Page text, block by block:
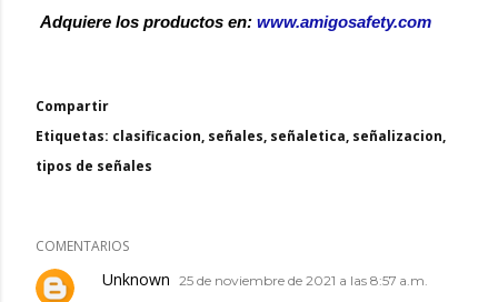
Adquiere los productos en: www.amigosafety.com
Compartir
Etiquetas: clasificacion señales señaletica señalizacion
tipos de señales
COMENTARIOS
Unknown 25 de noviembre de 2021 a las 8:57 a.m.